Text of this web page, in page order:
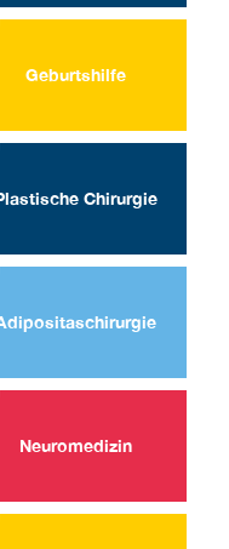
Geburtshilfe
Chirurgie
Neuro­medizin